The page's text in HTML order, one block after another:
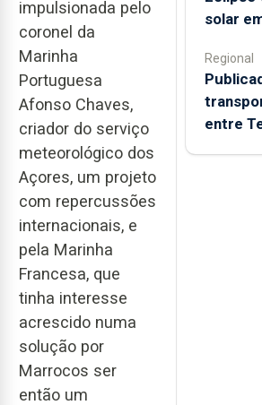
impulsionada pelo
coronel da
Marinha
Portuguesa
Afonso Chaves,
criador do serviço
meteorológico dos
Açores, um projeto
com repercussões
internacionais, e
pela Marinha
Francesa, que
tinha interesse
acrescido numa
solução por
Marrocos ser
então um
solar
Regional
entre